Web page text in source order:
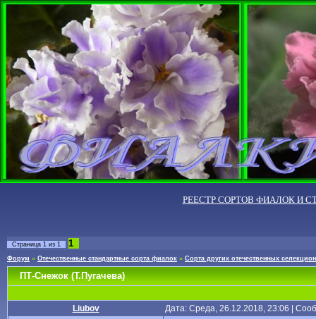
РЕЕСТР СОРТОВ ФИАЛОК И
Страница 1 из 1 1
Форум » Отечественные стандартные сорта фиалок » Сорта других отечественных
ПТ-Снежок (Т.Пугачева)
Liubov Дата: Среда, 26.12.2018, 23:06 |